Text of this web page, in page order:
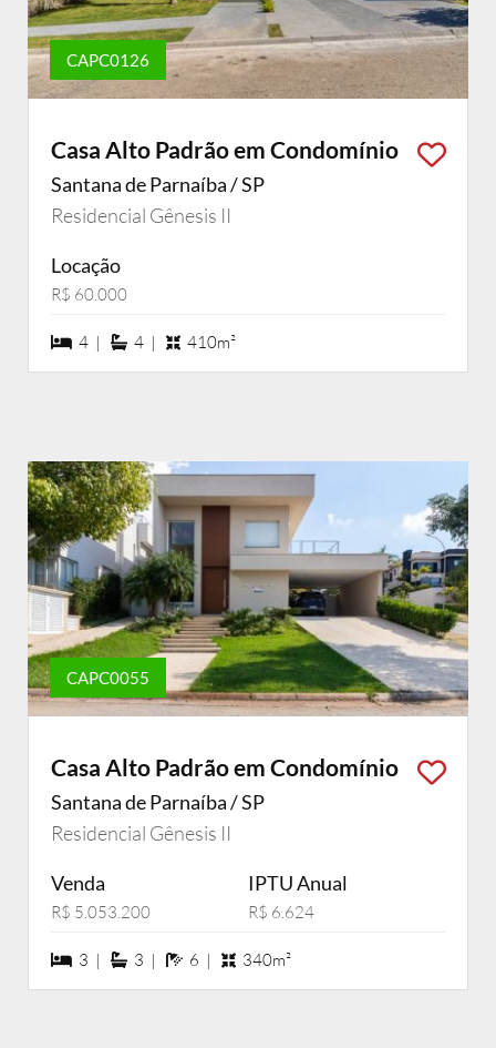
CAPC0126
Casa Alto Padrão em Condomínio
Santana de Parnaíba / SP
Residencial Gênesis II
Locação
R$ 60.000
4 dormiórios
4 | 4 suítes
4 | 410m²
CAPC0055
Casa Alto Padrão em Condomínio
Santana de Parnaíba / SP
Residencial Gênesis II
Venda
R$ 5.053.200
IPTU Anual
R$ 6.624
3 dormiórios
3 | 3 suítes
3 | 6 banheiros
6 | 340m²